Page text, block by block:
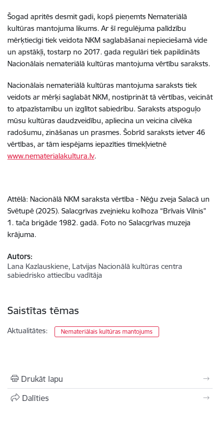
Šogad apritēs desmit gadi, kopš pieņemts Nemateriālā
kultūras mantojuma likums. Ar šī regulējuma palīdzību
mērķtiecīgi tiek veidota NKM saglabāšanai nepieciešamā vide
un apstākļi, tostarp no 2017. gada regulāri tiek papildināts
Nacionālais nemateriālā kultūras mantojuma vērtību saraksts.
Nacionālais nemateriālā kultūras mantojuma saraksts tiek
veidots ar mērķi saglabāt NKM, nostiprināt tā vērtības, veicināt
to atpazīstamību un izglītot sabiedrību. Saraksts atspoguļo
mūsu kultūras daudzveidību, apliecina un veicina cilvēka
radošumu, zināšanas un prasmes. Šobrīd saraksts ietver 46
vērtības, ar tām iespējams iepazīties tīmekļvietnē
www.nematerialakultura.lv.
Attēlā: Nacionālā NKM saraksta vērtība - Nēģu zveja Salacā un
Svētupē (2025). Salacgrīvas zvejnieku kolhoza “Brīvais Vilnis”
1. tača brigāde 1982. gadā. Foto no Salacgrīvas muzeja
krājuma.
Autors:
Lana Kazlauskiene, Latvijas Nacionālā kultūras centra
sabiedrisko attiecību vadītāja
Saistītas tēmas
Aktualitātes: Nemateriālais kultūras mantojums
Drukāt lapu
Dalīties